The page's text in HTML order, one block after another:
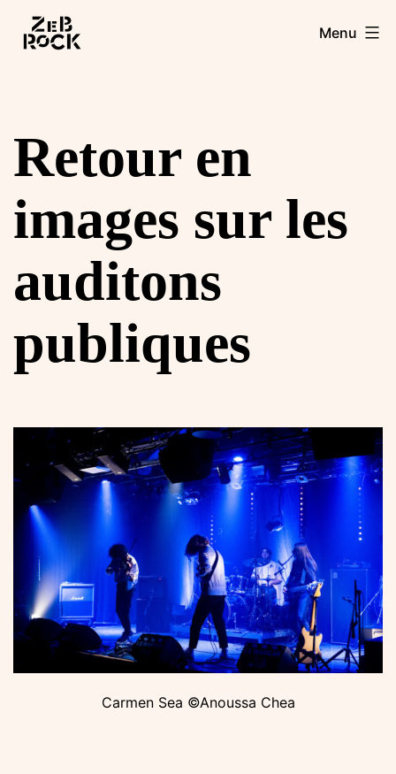
Aller
Zebrock Menu
Retour en
images sur les
auditons
publiques
Carmen Sea ©Anoussa Chea